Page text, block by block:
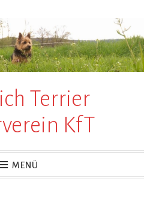
Terrier
KfT
MENÜ